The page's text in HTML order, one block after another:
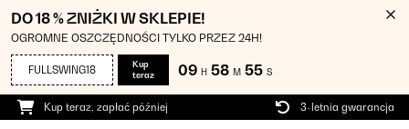
DO 18 % ZNIŻKI W SKLEPIE!
OGROMNE OSZCZĘDNOŚCI TYLKO PRZEZ 24H!
FULLSWING18
Kup
teraz
09 H 58 M 54 S
Kup teraz, zapłać później 3-letnia gwarancja